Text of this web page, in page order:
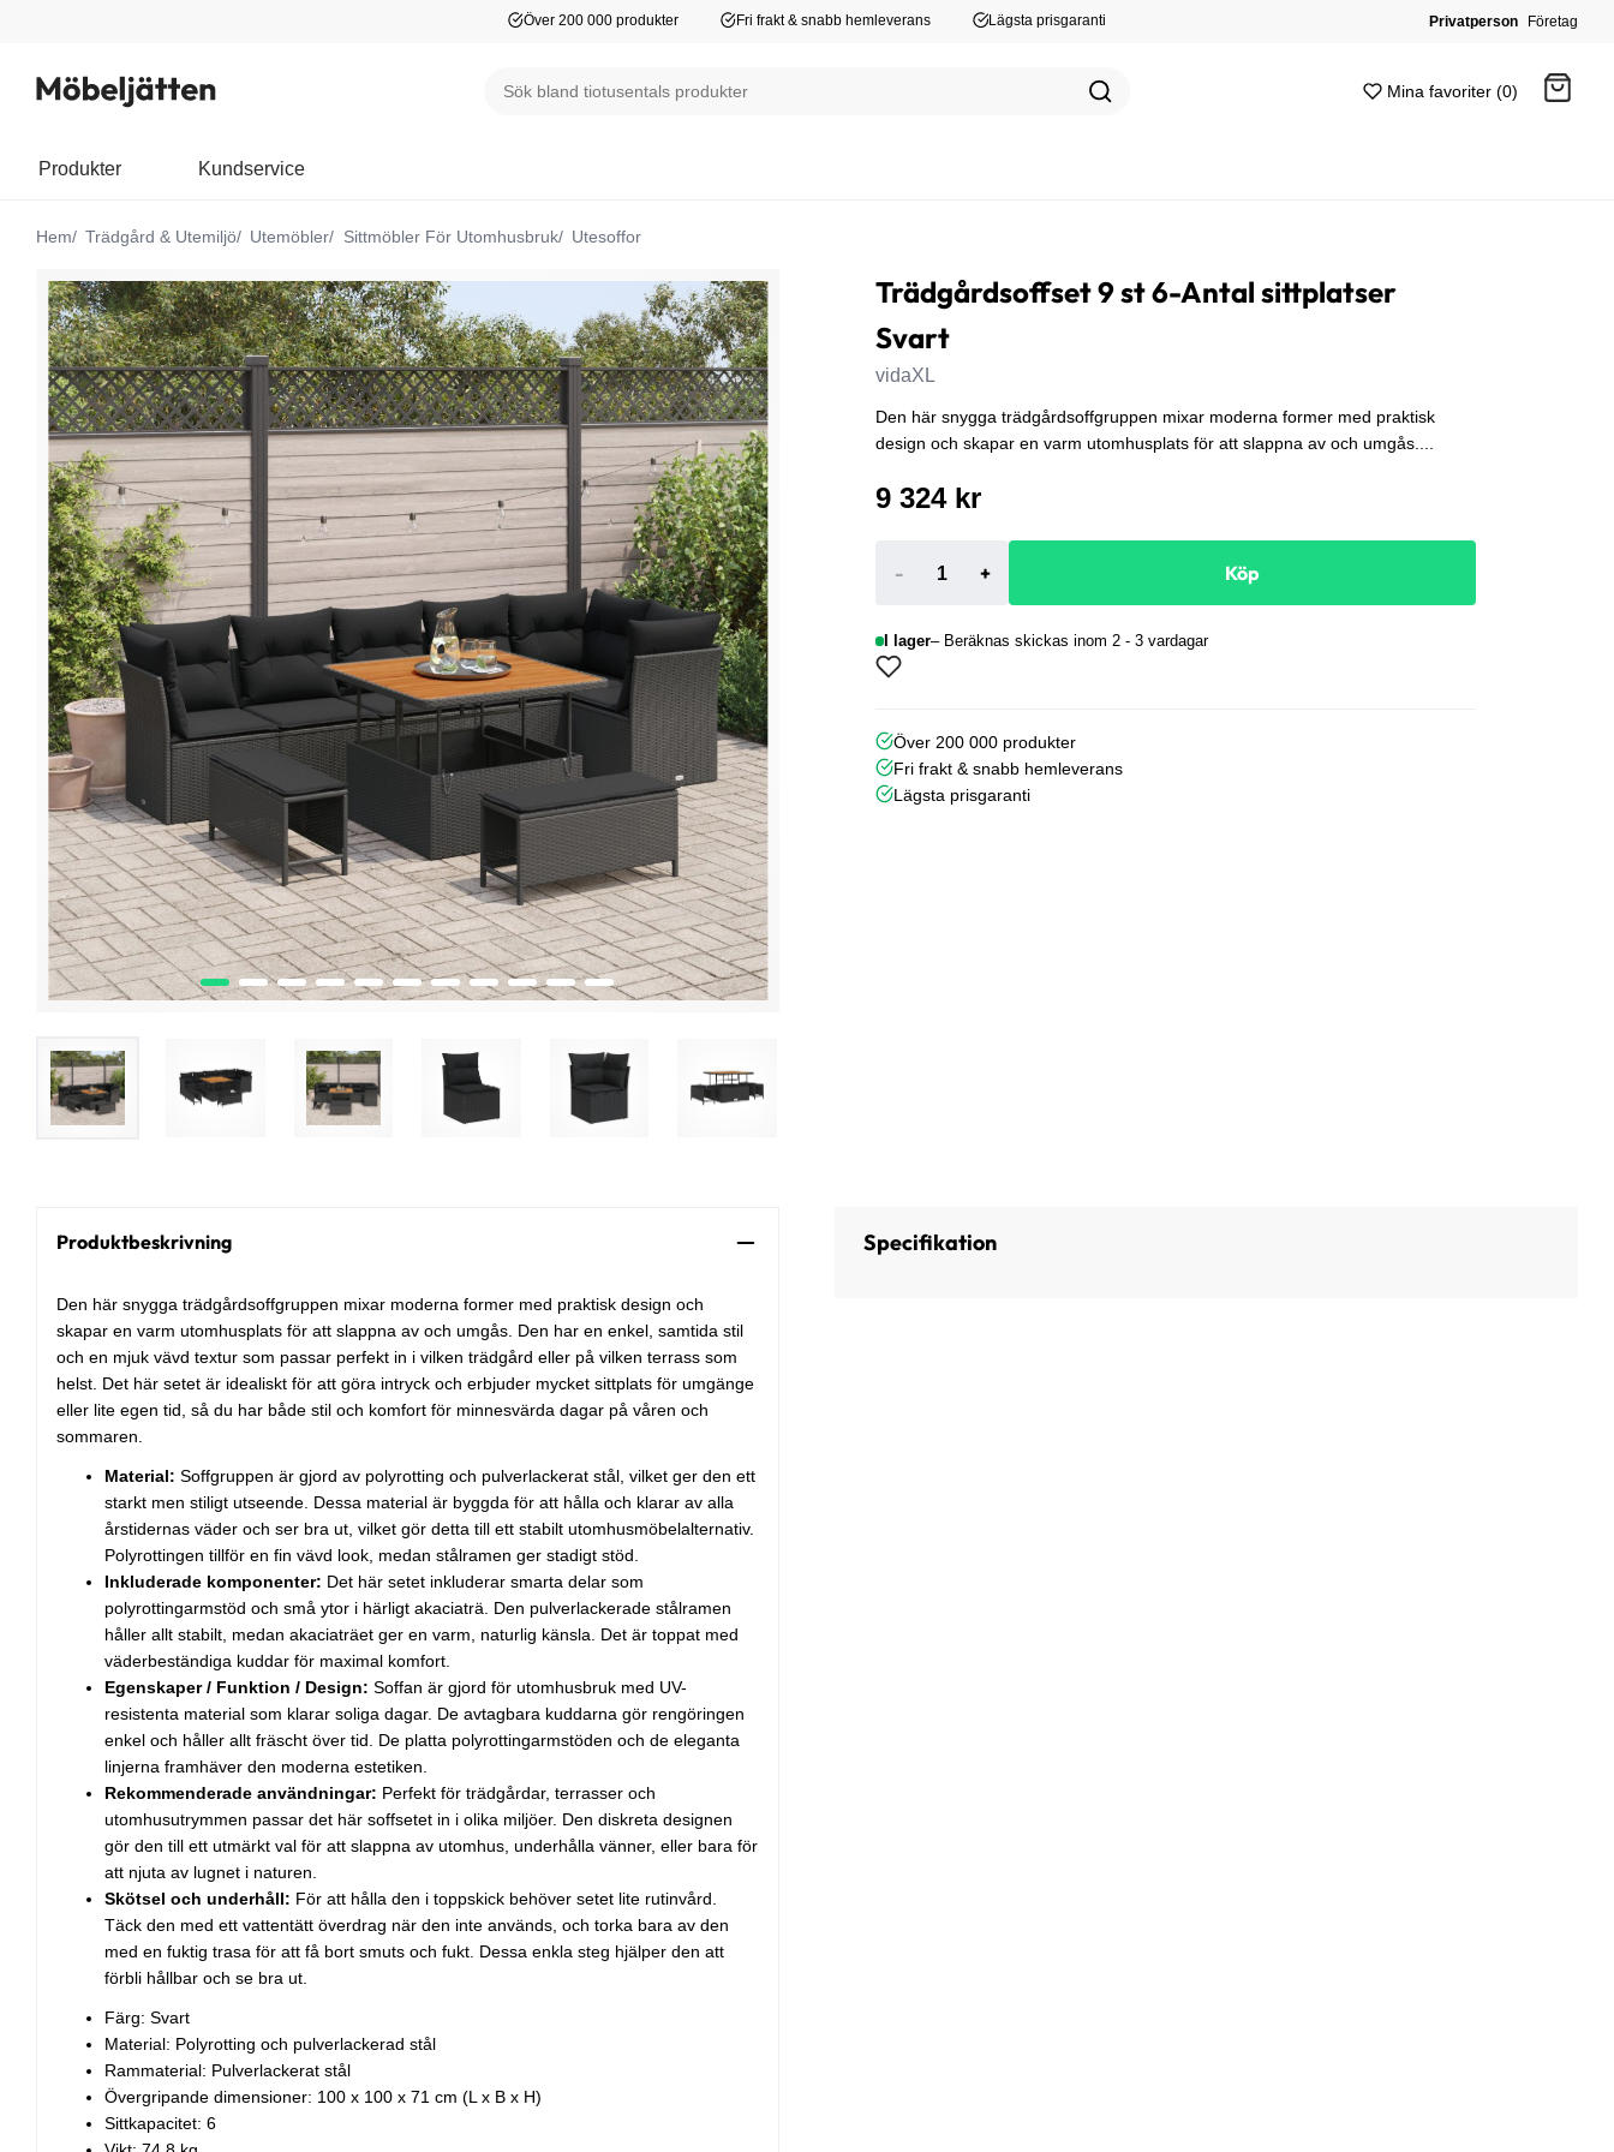
Över 200 000 produkter Fri frakt & snabb hemleverans Lägsta prisgaranti Privatperson Företag
Mina favoriter (0)
Produkter Kundservice
Hem Trädgård & Utemiljö Utemöbler Sittmöbler För Utomhusbruk Utesoffor
Trädgårdsoffset 9 st 6-Antal sittplatser
Svart
vidaXL
Den här snygga trädgårdsoffgruppen mixar moderna former med praktisk
design och skapar en varm utomhusplats för att slappna av och umgås....
9 324 kr
- + Köp
I lager Beräknas skickas inom 2 - 3 vardagar
Över 200 000 produkter
Fri frakt & snabb hemleverans
Lägsta prisgaranti
Produktbeskrivning
Den här snygga trädgårdsoffgruppen mixar moderna former med praktisk design och
skapar en varm utomhusplats för att slappna av och umgås. Den har en enkel, samtida stil
och en mjuk vävd textur som passar perfekt in i vilken trädgård eller på vilken terrass som
helst. Det här setet är idealiskt för att göra intryck och erbjuder mycket sittplats för umgänge
eller lite egen tid, så du har både stil och komfort för minnesvärda dagar på våren och
sommaren.
Material: Soffgruppen är gjord av polyrotting och pulverlackerat stål, vilket ger den ett
starkt men stiligt utseende. Dessa material är byggda för att hålla och klarar av alla
årstidernas väder och ser bra ut, vilket gör detta till ett stabilt utomhusmöbelalternativ.
Polyrottingen tillför en fin vävd look, medan stålramen ger stadigt stöd.
Inkluderade komponenter: Det här setet inkluderar smarta delar som
polyrottingarmstöd och små ytor i härligt akaciaträ. Den pulverlackerade stålramen
håller allt stabilt, medan akaciaträet ger en varm, naturlig känsla. Det är toppat med
väderbeständiga kuddar för maximal komfort.
Egenskaper / Funktion / Design: Soffan är gjord för utomhusbruk med UV-
resistenta material som klarar soliga dagar. De avtagbara kuddarna gör rengöringen
enkel och håller allt fräscht över tid. De platta polyrottingarmstöden och de eleganta
linjerna framhäver den moderna estetiken.
Rekommenderade användningar: Perfekt för trädgårdar, terrasser och
utomhusutrymmen passar det här soffsetet in i olika miljöer. Den diskreta designen
gör den till ett utmärkt val för att slappna av utomhus, underhålla vänner, eller bara för
att njuta av lugnet i naturen.
Skötsel och underhåll: För att hålla den i toppskick behöver setet lite rutinvård.
Täck den med ett vattentätt överdrag när den inte används, och torka bara av den
med en fuktig trasa för att få bort smuts och fukt. Dessa enkla steg hjälper den att
förbli hållbar och se bra ut.
Färg: Svart
Material: Polyrotting och pulverlackerad stål
Rammaterial: Pulverlackerat stål
Övergripande dimensioner: 100 x 100 x 71 cm (L x B x H)
Sittkapacitet: 6
Specifikation